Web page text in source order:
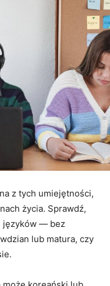
z tych umiejętności,
życia. Sprawdź,
języków — bez
lub matura, czy